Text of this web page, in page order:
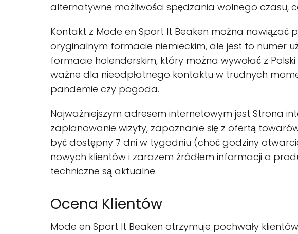
alternatywne możliwości spędzania wolnego czasu,
Kontakt z Mode en Sport It Beaken można nawiązać
oryginalnym formacie niemieckim, ale jest to numer
formacie holenderskim, który można wywołać z
ważne dla nieodpłatnego kontaktu w trudnych
pandemie czy pogoda.
Najważniejszym adresem internetowym jest Strona
zaplanowanie wizyty, zapoznanie się z ofertą
być dostępny 7 dni w tygodniu (choć godziny
nowych klientów i zarazem źródłem informacji o
techniczne są aktualne.
Ocena Klientów
Mode en Sport It Beaken otrzymuje pochwały